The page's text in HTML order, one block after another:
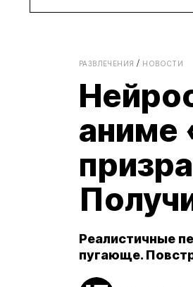
РАЗВЛЕЧЕНИЯ НОВОСТИ
аниме
Реалистичные
пугающе.